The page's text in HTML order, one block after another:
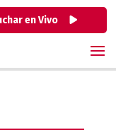
en Vivo